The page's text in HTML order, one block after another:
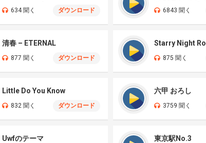
634 聞く ダウンロード 6843 聞く
清春 – ETERNAL
877 聞く ダウンロード
Starry Night
875 聞く
Little Do You Know
832 聞く ダウンロード
六甲 おろし
3759 聞く
Uwfのテーマ 東京駅No.3